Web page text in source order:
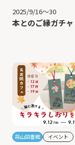
2025/9/16～30
本とのご縁ガチャ
蒜山図書館 イベント